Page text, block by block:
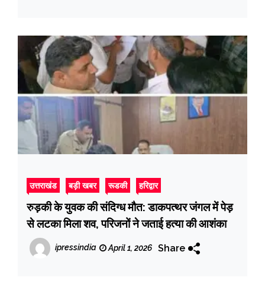
उत्तराखंड बड़ी खबर रूडकी हरिद्वार
रुड़की के युवक की संदिग्ध मौत: डाकपत्थर जंगल में पेड़
से लटका मिला शव, परिजनों ने जताई हत्या की आशंका
ipressindia April 1, 2026 Share